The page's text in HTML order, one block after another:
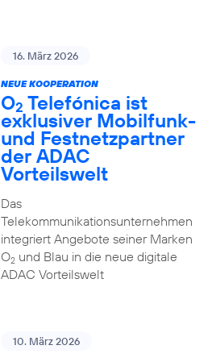
16. März 2026
NEUE KOOPERATION
O2 Telefónica ist
exklusiver Mobilfunk-
und Festnetzpartner
der ADAC
Vorteilswelt
Das
Telekommunikationsunternehmen
integriert Angebote seiner Marken
O2und Blau in die neue digitale
ADAC Vorteilswelt
10. März 2026